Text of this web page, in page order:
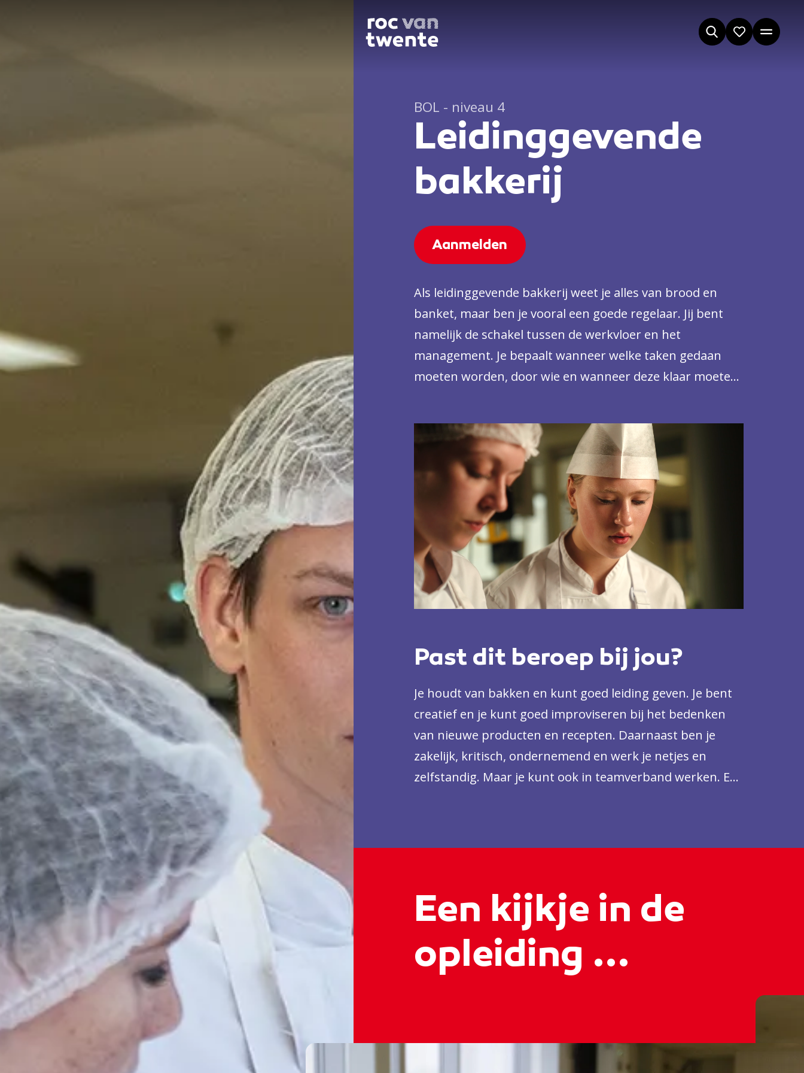
BOL - niveau 4
Leidinggevende
bakkerij
Aanmelden
Als leidinggevende bakkerij weet je alles van brood en
banket, maar ben je vooral een goede regelaar. Jij bent
namelijk de schakel tussen de werkvloer en het
management. Je bepaalt wanneer welke taken gedaan
moeten worden, door wie en wanneer deze klaar moeten
kwaliteitseisen voldoet. Natuurlijk werk je zelf ook mee in
de bakkerij. Want bakken blijft je lust en je leven.
Past dit beroep bij jou?
Je houdt van bakken en kunt goed leiding geven. Je bent
creatief en je kunt goed improviseren bij het bedenken
van nieuwe producten en recepten. Daarnaast ben je
zakelijk, kritisch, ondernemend en werk je netjes en
zelfstandig. Maar je kunt ook in teamverband werken. En:
Een kijkje in de
opleiding ...